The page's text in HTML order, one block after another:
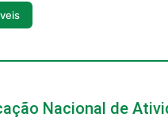
Nacional de